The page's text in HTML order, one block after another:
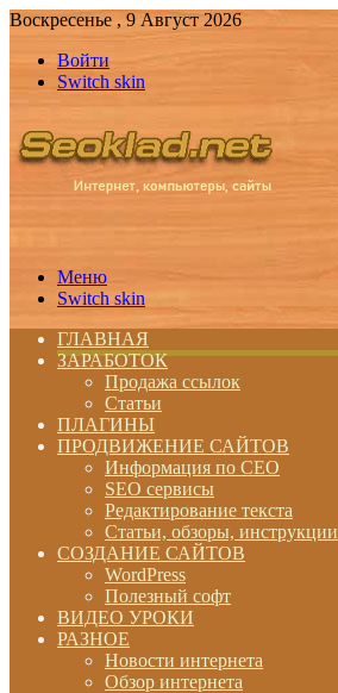
Воскресенье , 9 Август 2026
Войти
Switch skin
Меню
Switch skin
ГЛАВНАЯ
ЗАРАБОТОК
Продажа ссылок
Статьи
ПЛАГИНЫ
ПРОДВИЖЕНИЕ САЙТОВ
Информация по СЕО
SEO сервисы
Редактирование текста
Статьи, обзоры, инструкции
СОЗДАНИЕ САЙТОВ
WordPress
Полезный софт
ВИДЕО УРОКИ
РАЗНОЕ
Новости интернета
Обзор интернета